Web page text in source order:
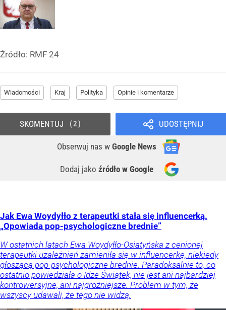
Źródło: RMF 24
Wiadomości Kraj Polityka Opinie i komentarze
UDOSTĘPNIJ
Obserwuj nas w Google News
Dodaj jako źródło w Google
SKOMENTUJ 2
Jak Ewa Woydyłło z terapeutki stała się influencerką.
„Opowiada pop-psychologiczne brednie”
W ostatnich latach Ewa Woydyłło-Osiatyńska z cenionej
terapeutki uzależnień zamieniła się w influencerkę, niekiedy
głoszącą pop-psychologiczne brednie. Paradoksalnie to, co
ostatnio powiedziała o Idze Świątek, nie jest ani najbardziej
kontrowersyjne, ani najgroźniejsze. Problem w tym, że
wszyscy udawali, że tego nie widzą.